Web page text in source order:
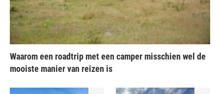
Waarom een roadtrip met een camper misschien wel de
mooiste manier van reizen is